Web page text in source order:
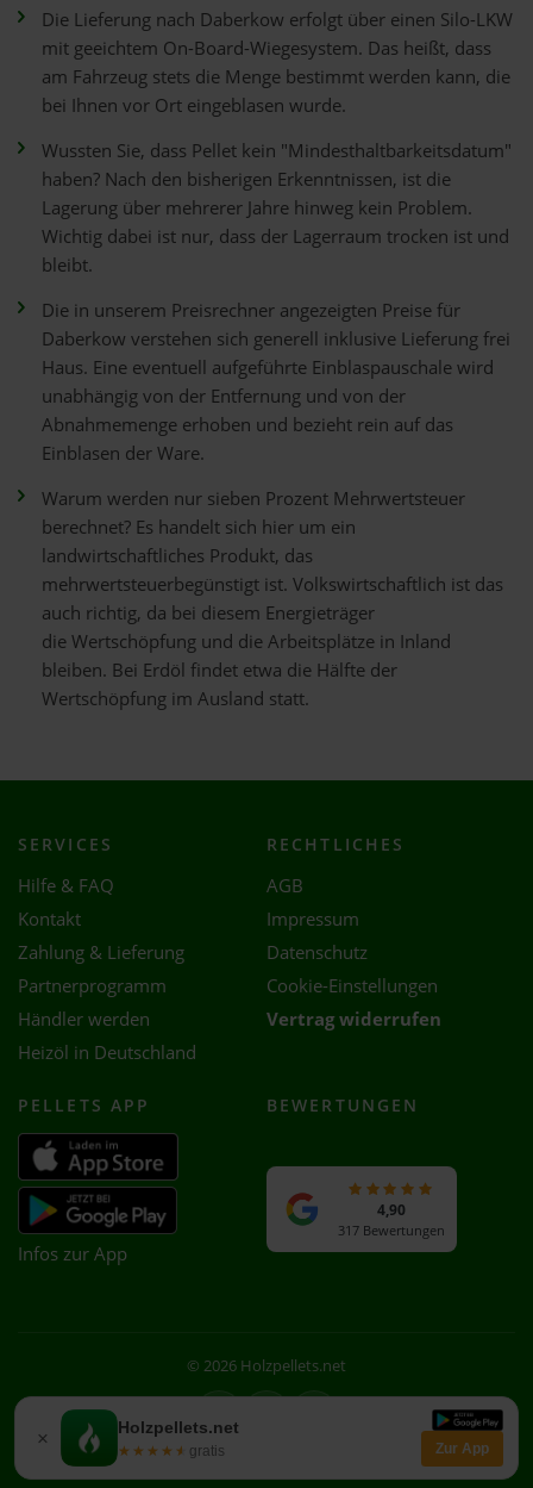
Die Lieferung nach Daberkow erfolgt über einen Silo-LKW
mit geeichtem On-Board-Wiegesystem. Das heißt, dass
am Fahrzeug stets die Menge bestimmt werden kann, die
bei Ihnen vor Ort eingeblasen wurde.
Wussten Sie, dass Pellet kein "Mindesthaltbarkeitsdatum"
haben? Nach den bisherigen Erkenntnissen, ist die
Lagerung über mehrerer Jahre hinweg kein Problem.
Wichtig dabei ist nur, dass der Lagerraum trocken ist und
bleibt.
Die in unserem Preisrechner angezeigten Preise für
Daberkow verstehen sich generell inklusive Lieferung frei
Haus. Eine eventuell aufgeführte Einblaspauschale wird
unabhängig von der Entfernung und von der
Abnahmemenge erhoben und bezieht rein auf das
Einblasen der Ware.
Warum werden nur sieben Prozent Mehrwertsteuer
berechnet? Es handelt sich hier um ein
landwirtschaftliches Produkt, das
mehrwertsteuerbegünstigt ist. Volkswirtschaftlich ist das
auch richtig, da bei diesem Energieträger
die Wertschöpfung und die Arbeitsplätze in Inland
bleiben. Bei Erdöl findet etwa die Hälfte der
Wertschöpfung im Ausland statt.
× Holzpellets.net
★★★★★
★★★★★ gratis Zur App
SERVICES
Hilfe & FAQ
Kontakt
Zahlung & Lieferung
Partnerprogramm
Händler werden
Heizöl in Deutschland
RECHTLICHES
AGB
Impressum
Datenschutz
Cookie-Einstellungen
Vertrag widerrufen
PELLETS APP
Infos zur App
BEWERTUNGEN
4,90
317 Bewertungen
© 2026 Holzpellets.net
Facebook